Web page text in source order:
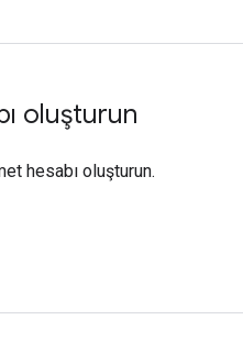
oluşturun
hesabı oluşturun.